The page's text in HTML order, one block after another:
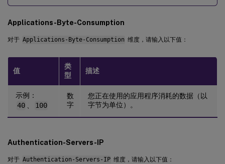
Applications-Byte-Consumption
对于 Applications-Byte-Consumption 维度，请输入以下值：
值
类
型
描述
示例：
40 、 100
数
字
您正在使用的应用程序消耗的数据（以
字节为单位）。
Authentication-Servers-IP
对于 Authentication-Servers-IP 维度，请输入以下值：